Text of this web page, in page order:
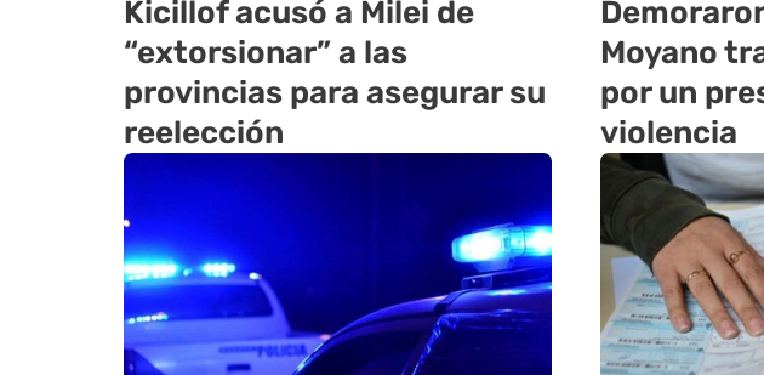
Kicillof acusó a Milei de
“extorsionar” a las
provincias para asegurar su
reelección
Moyano
por un
violencia